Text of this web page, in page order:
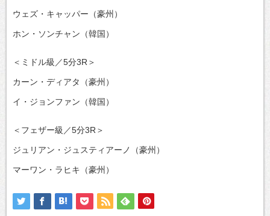
ウェズ・キャッパー（豪州）
ホン・ソンチャン（韓国）
＜ミドル級／5分3R＞
カーン・ディアタ（豪州）
イ・ジョンファン（韓国）
＜フェザー級／5分3R＞
ジュリアン・ジュスティアーノ（豪州）
マーワン・ラヒキ（豪州）